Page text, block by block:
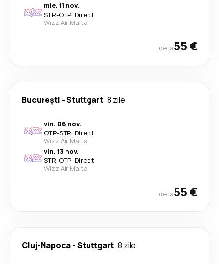
mie. 11 nov.
STR-OTP· Direct
Wizz Air Malta
de la55 €
București -Stuttgart 8 zile
vin. 06 nov.
OTP-STR· Direct
Wizz Air Malta
vin. 13 nov.
STR-OTP· Direct
Wizz Air Malta
de la55 €
Cluj-Napoca-Stuttgart 8 zile